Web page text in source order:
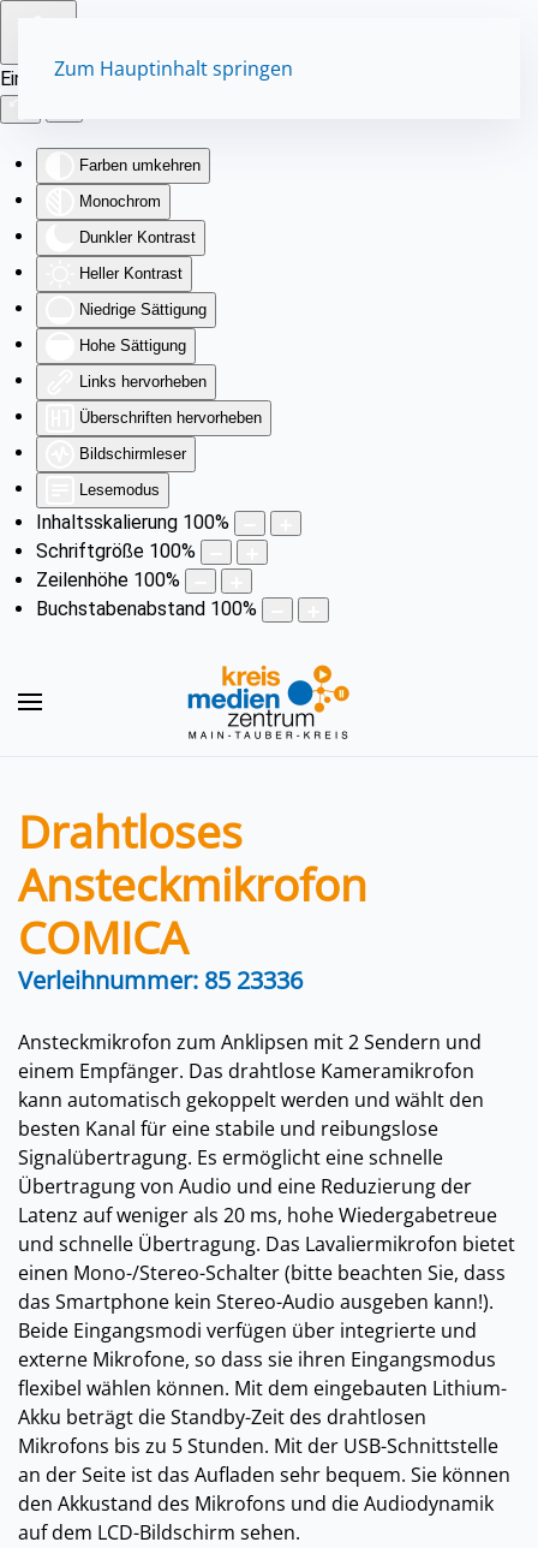
Eingabehilfen öffnen
Farben umkehren
Monochrom
Dunkler Kontrast
Heller Kontrast
Niedrige Sättigung
Hohe Sättigung
Links hervorheben
Überschriften hervorheben
Bildschirmleser
Lesemodus
Inhaltsskalierung 100%
Schriftgröße 100%
Zeilenhöhe 100%
Buchstabenabstand 100%
Zum Hauptinhalt springen
Drahtloses
Ansteckmikrofon
COMICA
Verleihnummer: 85 23336
Ansteckmikrofon zum Anklipsen mit 2 Sendern und
einem Empfänger. Das drahtlose Kameramikrofon
kann automatisch gekoppelt werden und wählt den
besten Kanal für eine stabile und reibungslose
Signalübertragung. Es ermöglicht eine schnelle
Übertragung von Audio und eine Reduzierung der
Latenz auf weniger als 20 ms, hohe Wiedergabetreue
und schnelle Übertragung. Das Lavaliermikrofon bietet
einen Mono-/Stereo-Schalter (bitte beachten Sie, dass
das Smartphone kein Stereo-Audio ausgeben kann!).
Beide Eingangsmodi verfügen über integrierte und
externe Mikrofone, so dass sie ihren Eingangsmodus
flexibel wählen können. Mit dem eingebauten Lithium-
Akku beträgt die Standby-Zeit des drahtlosen
Mikrofons bis zu 5 Stunden. Mit der USB-Schnittstelle
an der Seite ist das Aufladen sehr bequem. Sie können
den Akkustand des Mikrofons und die Audiodynamik
auf dem LCD-Bildschirm sehen.